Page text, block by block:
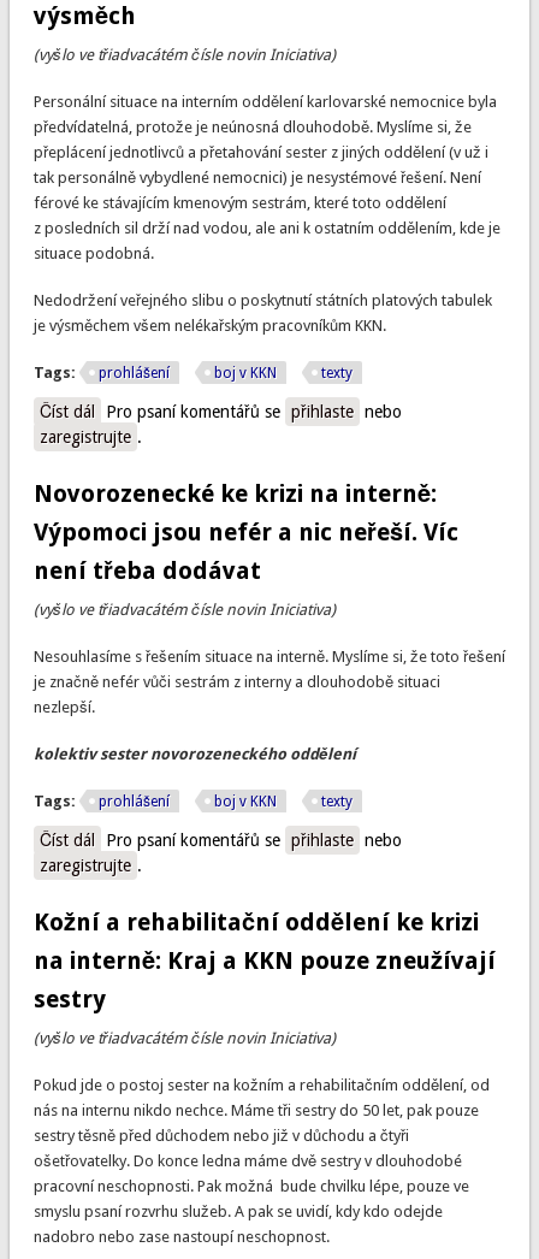
výsměch
(vyšlo ve třiadvacátém čísle novin Iniciativa)
Personální situace na interním oddělení karlovarské nemocnice byla
předvídatelná, protože je neúnosná dlouhodobě. Myslíme si, že
přeplácení jednotlivců a přetahování sester z jiných oddělení (v už i
tak personálně vybydlené nemocnici) je nesystémové řešení. Není
férové ke stávajícím kmenovým sestrám, které toto oddělení
z posledních sil drží nad vodou, ale ani k ostatním oddělením, kde je
situace podobná.
Nedodržení veřejného slibu o poskytnutí státních platových tabulek
je výsměchem všem nelékařským pracovníkům KKN.
Tags: prohlášení boj v KKN texty
Číst dálNeurologie ke krizi na interně: Přetahování a přeplácení
sester je nefér. A nedodržení slibu o tabulkách je výsměch
Pro psaní komentářů se přihlaste nebo
zaregistrujte .
Novorozenecké ke krizi na interně:
Výpomoci jsou nefér a nic neřeší. Víc
není třeba dodávat
(vyšlo ve třiadvacátém čísle novin Iniciativa)
Nesouhlasíme s řešením situace na interně. Myslíme si, že toto řešení
je značně nefér vůči sestrám z interny a dlouhodobě situaci
nezlepší.
kolektiv sester novorozeneckého oddělení
Tags: prohlášení boj v KKN texty
Číst dálNovorozenecké ke krizi na interně: Výpomoci jsou nefér a
nic neřeší. Víc není třeba dodávat
Pro psaní komentářů se přihlaste nebo
zaregistrujte .
Kožní a rehabilitační oddělení ke krizi
na interně: Kraj a KKN pouze zneužívají
sestry
(vyšlo ve třiadvacátém čísle novin Iniciativa)
Pokud jde o postoj sester na kožním a rehabilitačním oddělení, od
nás na internu nikdo nechce. Máme tři sestry do 50 let, pak pouze
sestry těsně před důchodem nebo již v důchodu a čtyři
ošetřovatelky. Do konce ledna máme dvě sestry v dlouhodobé
pracovní neschopnosti. Pak možná bude chvilku lépe, pouze ve
smyslu psaní rozvrhu služeb. A pak se uvidí, kdy kdo odejde
nadobro nebo zase nastoupí neschopnost.